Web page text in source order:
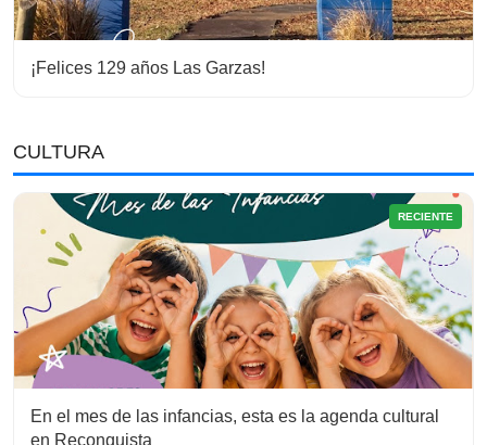
¡Felices 129 años Las Garzas!
CULTURA
RECIENTE
En el mes de las infancias, esta es la agenda cultural
en Reconquista